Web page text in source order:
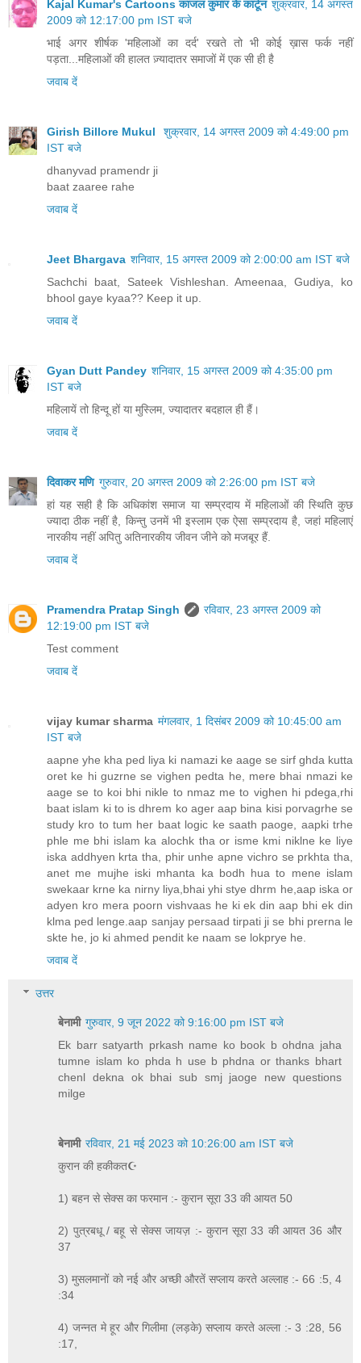
Kajal Kumar's Cartoons काजल कुमार के कार्टून शुक्रवार, 14 अगस्त
2009 को 12:17:00 pm IST बजे
भाई अगर शीर्षक 'महिलाओं का दर्द' रखते तो भी कोई ख़ास फर्क नहीं
पड़ता...महिलाओं की हालत ज़्यादातर समाजों में एक सी ही है
जवाब दें
Girish Billore Mukul
शुक्रवार, 14 अगस्त 2009 को 4:49:00 pm
IST बजे
dhanyvad pramendr ji
baat zaaree rahe
जवाब दें
Jeet Bhargava शनिवार, 15 अगस्त 2009 को 2:00:00 am IST बजे
Sachchi baat, Sateek Vishleshan. Ameenaa, Gudiya, ko
bhool gaye kyaa?? Keep it up.
जवाब दें
Gyan Dutt Pandey शनिवार, 15 अगस्त 2009 को 4:35:00 pm
IST बजे
महिलायें तो हिन्दू हों या मुस्लिम, ज्यादातर बदहाल ही हैं।
जवाब दें
दिवाकर मणि गुरुवार, 20 अगस्त 2009 को 2:26:00 pm IST बजे
हां यह सही है कि अधिकांश समाज या सम्प्रदाय में महिलाओं की स्थिति कुछ
ज्यादा ठीक नहीं है, किन्तु उनमें भी इस्लाम एक ऐसा सम्प्रदाय है, जहां महिलाएं
नारकीय नहीं अपितु अतिनारकीय जीवन जीने को मजबूर हैं.
जवाब दें
Pramendra Pratap Singh
रविवार, 23 अगस्त 2009 को
12:19:00 pm IST बजे
Test comment
जवाब दें
vijay kumar sharma मंगलवार, 1 दिसंबर 2009 को 10:45:00 am
IST बजे
aapne yhe kha ped liya ki namazi ke aage se sirf ghda kutta
oret ke hi guzrne se vighen pedta he, mere bhai nmazi ke
aage se to koi bhi nikle to nmaz me to vighen hi pdega,rhi
baat islam ki to is dhrem ko ager aap bina kisi porvagrhe se
study kro to tum her baat logic ke saath paoge, aapki trhe
phle me bhi islam ka alochk tha or isme kmi niklne ke liye
iska addhyen krta tha, phir unhe apne vichro se prkhta tha,
anet me mujhe iski mhanta ka bodh hua to mene islam
swekaar krne ka nirny liya,bhai yhi stye dhrm he,aap iska or
adyen kro mera poorn vishvaas he ki ek din aap bhi ek din
klma ped lenge.aap sanjay persaad tirpati ji se bhi prerna le
skte he, jo ki ahmed pendit ke naam se lokprye he.
जवाब दें
उत्तर
बेनामी गुरुवार, 9 जून 2022 को 9:16:00 pm IST बजे
Ek barr satyarth prkash name ko book b ohdna jaha
tumne islam ko phda h use b phdna or thanks bhart
chenl dekna ok bhai sub smj jaoge new questions
milge
बेनामी रविवार, 21 मई 2023 को 10:26:00 am IST बजे
कुरान की हकीकत☪
1) बहन से सेक्स का फरमान :- कुरान सूरा 33 की आयत 50
2) पुत्रबधू / बहू से सेक्स जायज़ :- कुरान सूरा 33 की आयत 36 और
37
3) मुसलमानों को नई और अच्छी औरतें सप्लाय करते अल्लाह :- 66 :5, 4
:34
4) जन्नत मे हूर और गिलीमा (लड़के) सप्लाय करते अल्ला :- 3 :28, 56
:17,